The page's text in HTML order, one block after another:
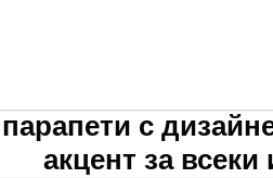
с
акцент за